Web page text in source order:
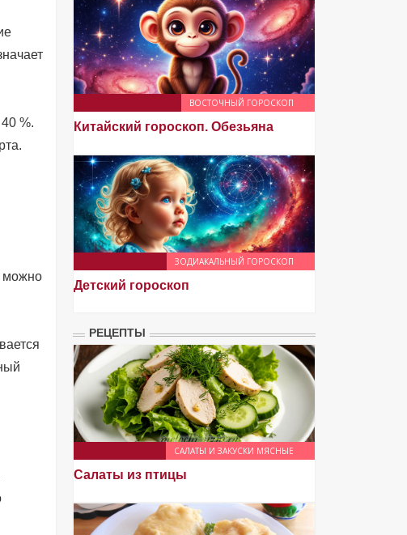
%.
можно
ВОСТОЧНЫЙ ГОРОСКОП
Китайский гороскоп. Обезьяна
ЗОДИАКАЛЬНЫЙ ГОРОСКОП
Детский гороскоп
РЕЦЕПТЫ
САЛАТЫ И ЗАКУСКИ МЯСНЫЕ
Салаты из птицы